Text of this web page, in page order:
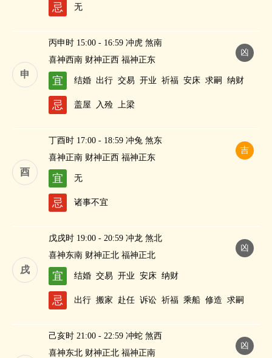
忌 无
申
凶
丙申时 15:00 - 16:59 冲虎 煞南
喜神西南 财神正西 福神正东
宜 结婚 出行 交易 开业 祈福 安床 求嗣 纳财
忌 盖屋 入殓 上梁
酉
吉
丁酉时 17:00 - 18:59 冲兔 煞东
喜神正南 财神正西 福神正东
宜 无
忌 诸事不宜
戌
凶
戊戌时 19:00 - 20:59 冲龙 煞北
喜神东南 财神正北 福神正北
宜 结婚 交易 开业 安床 纳财
忌 出行 搬家 赴任 诉讼 祈福 乘船 修造 求嗣
凶
己亥时 21:00 - 22:59 冲蛇 煞西
喜神东北 财神正北 福神正南